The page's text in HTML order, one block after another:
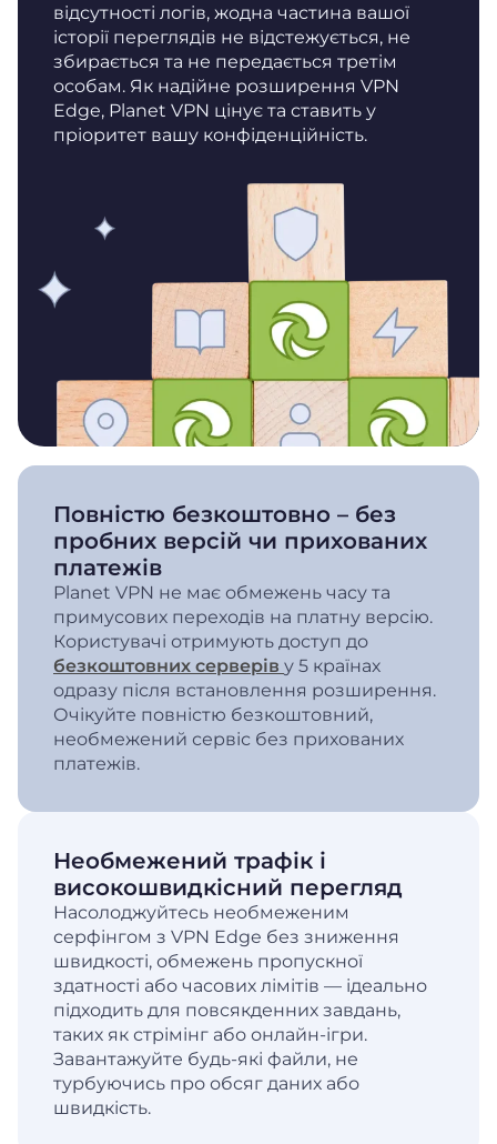
відсутності логів, жодна частина вашої
історії переглядів не відстежується, не
збирається та не передається третім
особам. Як надійне розширення VPN
Edge, Planet VPN цінує та ставить у
пріоритет вашу конфіденційність.
Повністю безкоштовно – без
пробних версій чи прихованих
платежів
Planet VPN не має обмежень часу та
примусових переходів на платну версію.
Користувачі отримують доступ до
безкоштовних серверів у 5 країнах
одразу після встановлення розширення.
Очікуйте повністю безкоштовний,
необмежений сервіс без прихованих
платежів.
Необмежений трафік і
високошвидкісний перегляд
Насолоджуйтесь необмеженим
серфінгом з VPN Edge без зниження
швидкості, обмежень пропускної
здатності або часових лімітів — ідеально
підходить для повсякденних завдань,
таких як стрімінг або онлайн-ігри.
Завантажуйте будь-які файли, не
турбуючись про обсяг даних або
швидкість.